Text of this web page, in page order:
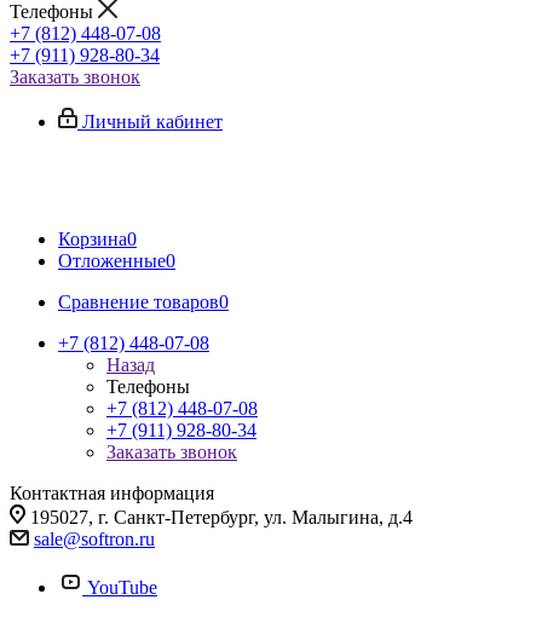
Телефоны
+7 (812) 448-07-08
+7 (911) 928-80-34
Заказать звонок
Личный кабинет
Корзина0
Отложенные0
Сравнение товаров0
+7 (812) 448-07-08
Назад
Телефоны
+7 (812) 448-07-08
+7 (911) 928-80-34
Заказать звонок
Контактная информация
195027, г. Санкт-Петербург, ул. Малыгина, д.4
sale@softron.ru
YouTube